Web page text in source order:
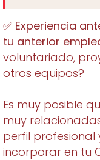
✅ Experiencia
tu anterior
voluntariado,
otros equipos?
Es muy posible
muy
perfil profesional
incorporar en tu